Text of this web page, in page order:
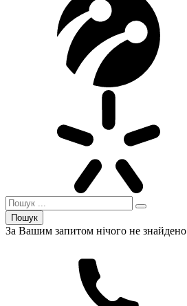
Пошук
За Вашим запитом нічого не знайдено